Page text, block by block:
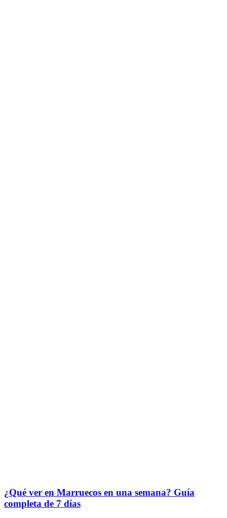
¿Qué ver en Marruecos en una semana? Guía
completa de 7 días